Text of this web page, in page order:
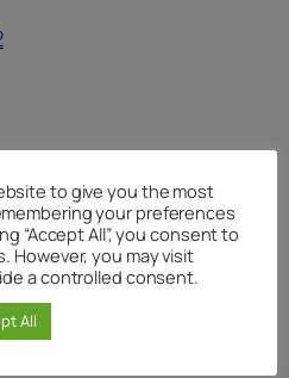
to give you the most
your preferences
“Accept All”, you consent to
However, you may visit
a controlled consent.
All